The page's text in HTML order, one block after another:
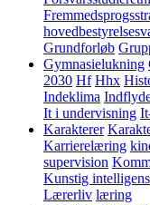
Grundforløb
Gymnasielukning
2030 Hf Hhx
Indeklima
It i undervisning
Karakterer
Karrierelæring
supervision
Kunstig intelligens
Lærerliv læring